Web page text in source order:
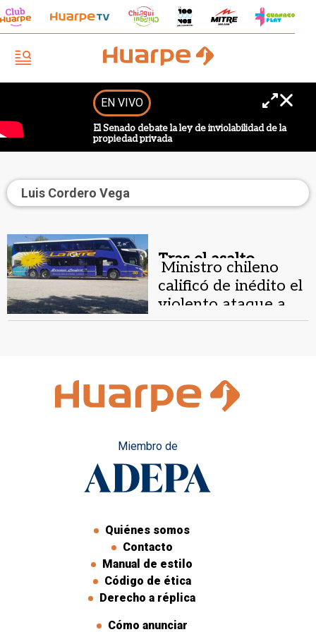
EN VIVO
El Senado debate la ley de inviolabilidad de la
propiedad privada
Luis Cordero Vega
Tras el asalto.
Ministro chileno
calificó de inédito el
violento ataque a
turistas mendocinos
Miembro de
Quiénes somos
Contacto
Manual de estilo
Código de ética
Derecho a réplica
Cómo anunciar